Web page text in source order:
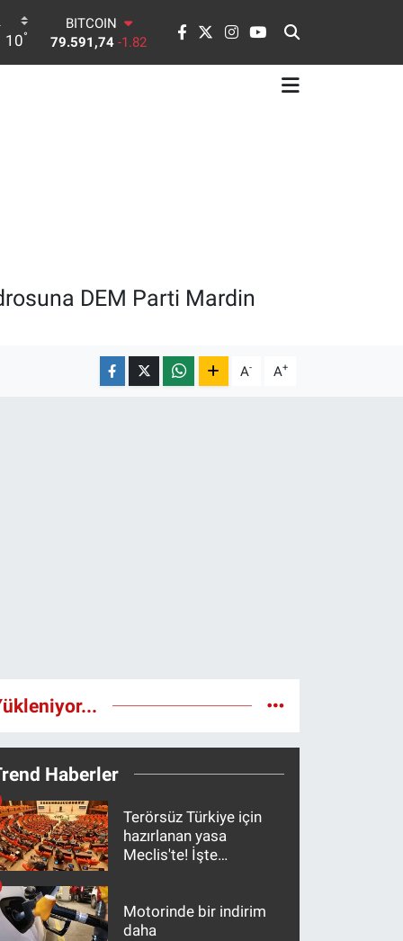
10°
BITCOIN
79.591,74 -1.82
DOLAR
DEM Parti Mardin
A- A+
Haberler
Terörsüz Türkiye için
hazırlanan yasa
Meclis'te! İşte
Motorinde bir indirim
daha